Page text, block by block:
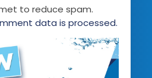
to reduce spam.
data is processed.